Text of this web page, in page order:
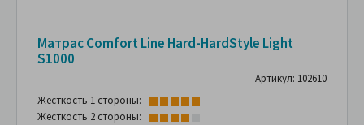
Матрас Comfort Line Hard-HardStyle Light
S1000
Артикул: 102610
Жесткость 1 стороны:
Жесткость 2 стороны: